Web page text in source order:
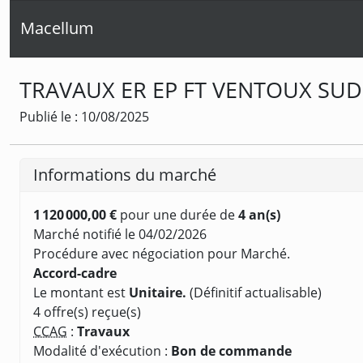
Macellum
TRAVAUX ER EP FT VENTOUX
Publié le : 10/08/2025
Informations du marché
1 120 000,00 € pour une durée de4 an(s)
Marché notifié le 04/02/2026
Procédure avec négociation pour Marché.
Accord-cadre
Le montant est Unitaire. (Définitif actualisable)
4 offre(s) reçue(s)
CCAG : Travaux
Modalité d'exécution : Bon de commande